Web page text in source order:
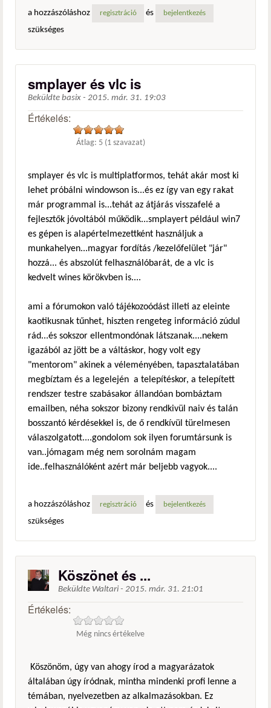
a hozzászóláshoz regisztráció és bejelentkezés
szükséges
smplayer és vlc is
Beküldte basix - 2015. már. 31. 19:03
Értékelés:
Átlag: 5 (1 szavazat)
smplayer és vlc is multiplatformos, tehát akár most ki
lehet próbálni windowson is...és ez így van egy rakat
már programmal is...tehát az átjárás visszafelé a
fejlesztők jóvoltából működik...smplayert például win7
es gépen is alapértelmezettként használjuk a
munkahelyen...magyar fordítás /kezelőfelület "jár"
hozzá... és abszolút felhasználóbarát, de a vlc is
kedvelt wines körökvben is....
ami a fórumokon való tájékozoódást illeti az eleinte
kaotikusnak tűnhet, hiszten rengeteg információ zúdul
rád...és sokszor ellentmondónak látszanak....nekem
igazából az jött be a váltáskor, hogy volt egy
"mentorom" akinek a véleményében, tapasztalatában
megbíztam és a legelején a telepítéskor, a telepített
rendszer testre szabásakor állandóan bombáztam
emailben, néha sokszor bizony rendkivül naiv és talán
bosszantó kérdésekkel is, de ő rendkívül türelmesen
válaszolgatott....gondolom sok ilyen forumtársunk is
van..jómagam még nem sorolnám magam
ide..felhasználóként azért már beljebb vagyok....
a hozzászóláshoz regisztráció és bejelentkezés
szükséges
Köszönet és ...
Beküldte Waltari - 2015. már. 31. 21:01
Értékelés:
Még nincs értékelve
Köszönöm, úgy van ahogy írod a magyarázatok
általában úgy íródnak, mintha mindenki profi lenne a
témában, nyelvezetben az alkalmazásokban. Ez